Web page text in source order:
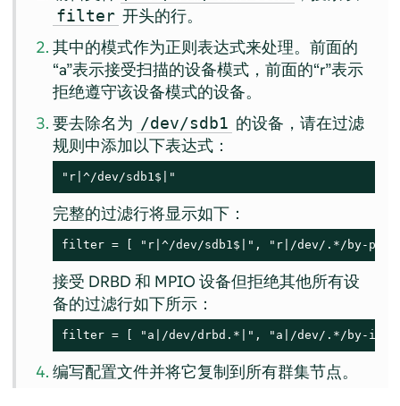
filter 开头的行。
其中的模式作为正则表达式来处理。前面的
“a”表示接受扫描的设备模式，前面的“r”表示
拒绝遵守该设备模式的设备。
要去除名为 /dev/sdb1 的设备，请在过滤
规则中添加以下表达式：
"r|^/dev/sdb1$|"
完整的过滤行将显示如下：
filter = [ "r|^/dev/sdb1$|", "r|/dev/.*/by-
接受 DRBD 和 MPIO 设备但拒绝其他所有设
备的过滤行如下所示：
filter = [ "a|/dev/drbd.*|", "a|/dev/.*/by-id/
编写配置文件并将它复制到所有群集节点。